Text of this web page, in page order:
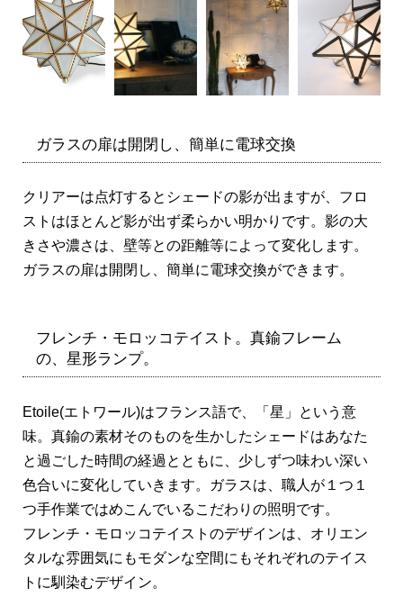
ガラスの扉は開閉し、簡単に電球交換
クリアーは点灯するとシェードの影が出ますが、フロ
ストはほとんど影が出ず柔らかい明かりです。影の大
きさや濃さは、壁等との距離等によって変化します。
ガラスの扉は開閉し、簡単に電球交換ができます。
フレンチ・モロッコテイスト。真鍮フレーム
の、星形ランプ。
Etoile(エトワール)はフランス語で、「星」という意
味。真鍮の素材そのものを生かしたシェードはあなた
と過ごした時間の経過とともに、少しずつ味わい深い
色合いに変化していきます。ガラスは、職人が１つ１
つ手作業ではめこんでいるこだわりの照明です。
フレンチ・モロッコテイストのデザインは、オリエン
タルな雰囲気にもモダンな空間にもそれぞれのテイス
トに馴染むデザイン。